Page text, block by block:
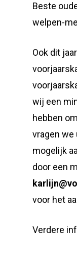
Beste
welpen-
Ook dit
wij een
hebben
vragen we
mogelijk
door een
voor het
Verdere